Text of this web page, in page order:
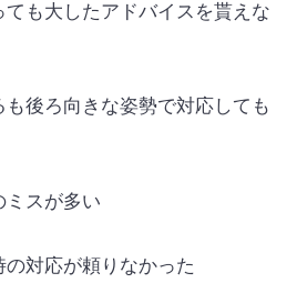
ても大したアドバイスを貰えな
も後ろ向きな姿勢で対応しても
ミスが多い
の対応が頼りなかった